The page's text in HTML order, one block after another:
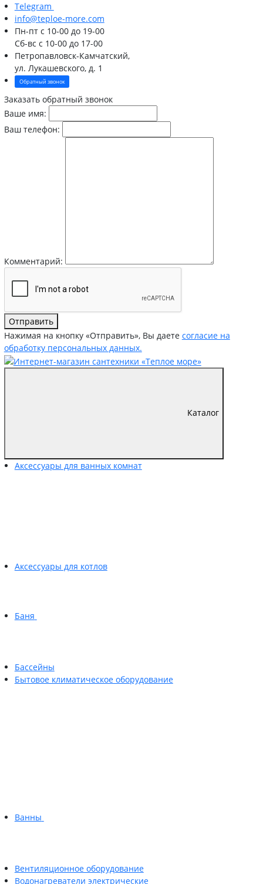
Telegram
info@teploe-more.com
Пн-птс 10-00 до 19-00
Сб-вс с 10-00 до 17-00
Петропавловск-Камчатский,
ул. Лукашевского, д. 1
Обратный звонок
Заказать обратный звонок
Ваше имя:
Ваш телефон:
Комментарий:
Отправить
Нажимая на кнопку «Отправить», Вы даете согласие на
обработку персональных данных.
Каталог
Аксессуары для ванных комнат
Аксессуары для котлов
Баня
Бассейны
Бытовое климатическое оборудование
Ванны
Вентиляционное оборудование
Водонагреватели электрические